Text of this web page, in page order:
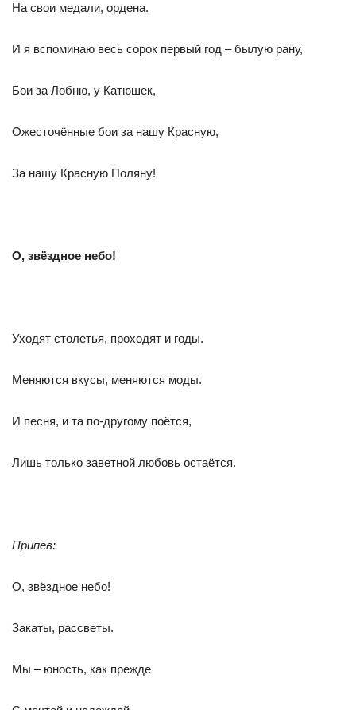
На свои медали, ордена.
И я вспоминаю весь сорок первый год – былую рану,
Бои за Лобню, у Катюшек,
Ожесточённые бои за нашу Красную,
За нашу Красную Поляну!
О, звёздное небо!
Уходят столетья, проходят и годы.
Меняются вкусы, меняются моды.
И песня, и та по-другому поётся,
Лишь только заветной любовь остаётся.
Припев:
О, звёздное небо!
Закаты, рассветы.
Мы – юность, как прежде